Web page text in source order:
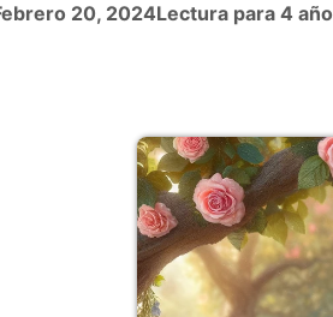
febrero 20, 2024Lectura para 4